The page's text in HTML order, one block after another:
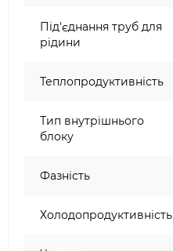
Під'єднання труб для
рідини
Теплопродуктивність
Тип внутрішнього
блоку
Фазність
Холодопродуктивність